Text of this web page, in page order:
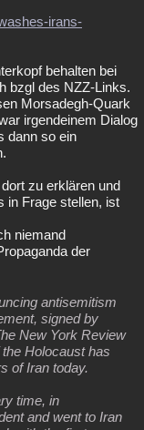
irans-
behalten bei
bzgl des NZZ-Links.
Morsadegh-Quark
irgendeinem Dialog
dann so ein
zu erklären und
in Frage stellen, ist
niemand
der
antisemitism
signed by
New York Review
Holocaust has
of Iran today.
time, in
and went to Iran